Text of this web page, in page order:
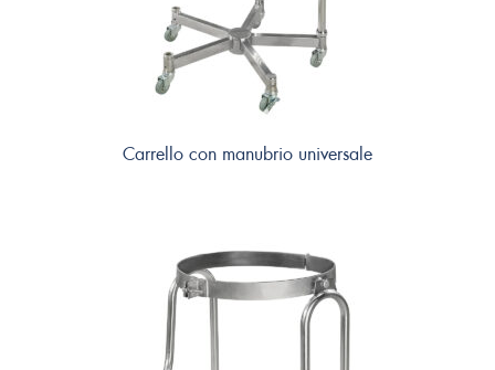
Carrello con manubrio universale